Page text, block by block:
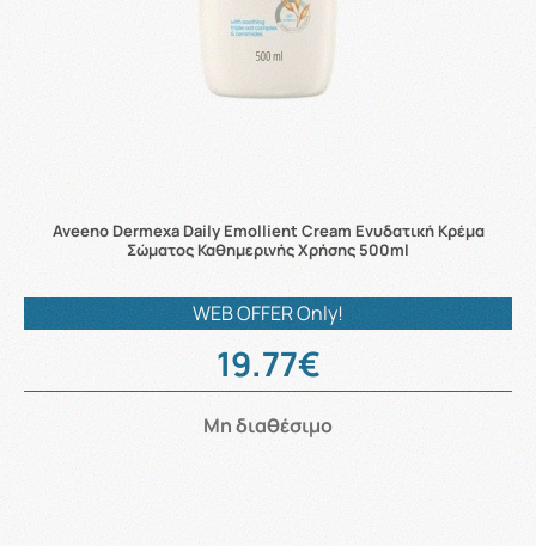
Aveeno Dermexa Daily Emollient Cream Ενυδατική Κρέμα
Σώματος Καθημερινής Χρήσης 500ml
WEB OFFER Only!
19.77€
Μη διαθέσιμο